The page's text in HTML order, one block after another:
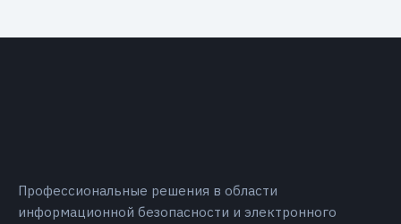
Профессиональные решения в области
информационной безопасности и электронного